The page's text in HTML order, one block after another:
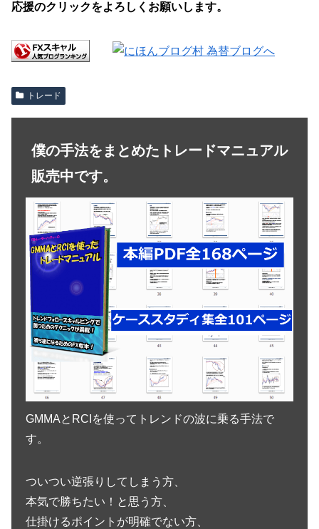
応援のクリックをよろしくお願いします。
トレード
僕の手法をまとめたトレードマニュアル
販売中です。
GMMAとRCIを使ってトレンドの波に乗る手法で
す。
ついつい逆張りしてしまう方、
本気で勝ちたい！と思う方、
仕掛けるポイントが明確でない方、